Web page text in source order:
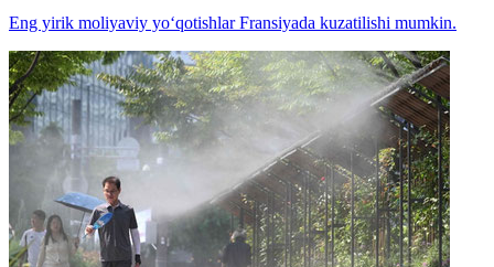
Eng yirik moliyaviy yo‘qotishlar Fransiyada kuzatilishi mumkin.